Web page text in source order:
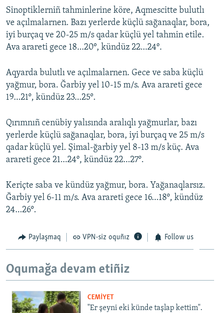
BLOGLAR
FİKİR
Українською
QOŞULIÑIZ!
RFE/RS bütün saytları
Sinoptiklerniñ tahminlerine köre, Aqmescitte bulutlı
ve açılmalarnen. Bazı yerlerde küçlü sağanaqlar, bora,
iyi burçaq ve 20-25 m/s qadar küçlü yel tahmin etile.
Ava arareti gece 18…20º, kündüz 22…24º.
Aqyarda bulutlı ve açılmalarnen. Gece ve saba küçlü
yağmur, bora. Ğarbiy yel 10-15 m/s. Ava arareti gece
19…21º, kündüz 23…25º.
Qırımnıñ cenübiy yalısında aralıqlı yağmurlar, bazı
yerlerde küçlü sağanaqlar, bora, iyi burçaq ve 25 m/s
qadar küçlü yel. Şimal-ğarbiy yel 8-13 m/s küç. Ava
arareti gece 21…24º, kündüz 22…27º.
Keriçte saba ve kündüz yağmur, bora. Yağanaqlarsız.
Ğarbiy yel 6-11 m/s. Ava arareti gece 16…18º, kündüz
24…26º.
Paylaşmaq VPN-siz oquñız Follow us
Oqumağa devam etiñiz
CEMİYET
"Er şeyni eki künde taşlap kettim".